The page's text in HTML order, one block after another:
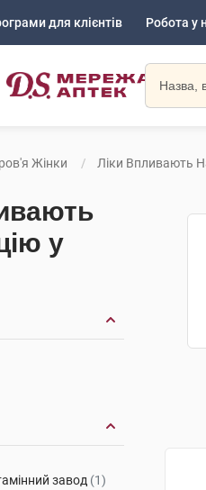
для клієнтів Робота у
Жінки Ліки Впливають
у
завод (1)